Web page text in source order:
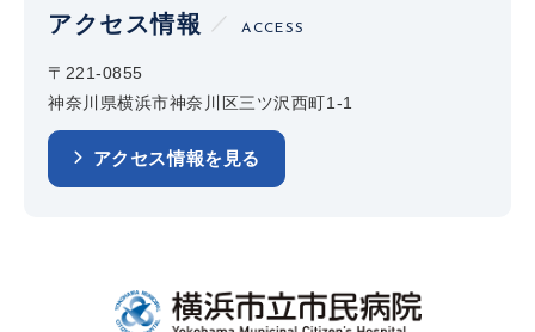
アクセス情報 ACCESS
〒221-0855
神奈川県横浜市神奈川区三ツ沢西町1-1
アクセス情報を見る